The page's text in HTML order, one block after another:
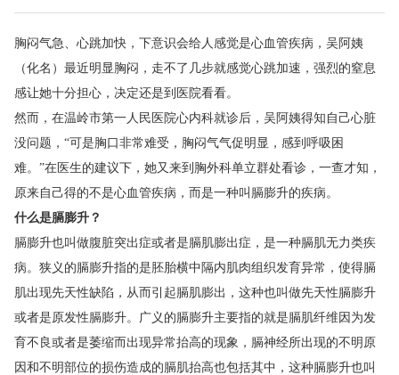
胸闷气急、心跳加快，下意识会给人感觉是心血管疾病，吴阿姨
（化名）最近明显胸闷，走不了几步就感觉心跳加速，强烈的窒息
感让她十分担心，决定还是到医院看看。
然而，在温岭市第一人民医院心内科就诊后，吴阿姨得知自己心脏
没问题，“可是胸口非常难受，胸闷气气促明显，感到呼吸困
难。”在医生的建议下，她又来到胸外科单立群处看诊，一查才知，
原来自己得的不是心血管疾病，而是一种叫膈膨升的疾病。
什么是膈膨升？
膈膨升也叫做腹脏突出症或者是膈肌膨出症，是一种膈肌无力类疾
病。狭义的膈膨升指的是胚胎横中隔内肌肉组织发育异常，使得膈
肌出现先天性缺陷，从而引起膈肌膨出，这种也叫做先天性膈膨升
或者是原发性膈膨升。广义的膈膨升主要指的就是膈肌纤维因为发
育不良或者是萎缩而出现异常抬高的现象，膈神经所出现的不明原
因和不明部位的损伤造成的膈肌抬高也包括其中，这种膈膨升也叫